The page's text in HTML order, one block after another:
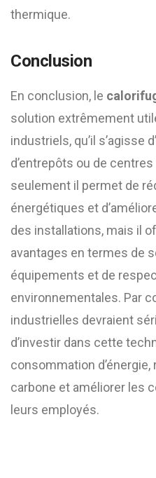
thermique.
Conclusion
En conclusion, le
solution extrêmement
industriels, qu’il s’agisse
d’entrepôts ou de
seulement il permet de
énergétiques et
des installations, mais il
avantages en termes de
équipements et de
environnementales. Par
industrielles devraient
d’investir dans cette
consommation
carbone et améliorer les
leurs employés.